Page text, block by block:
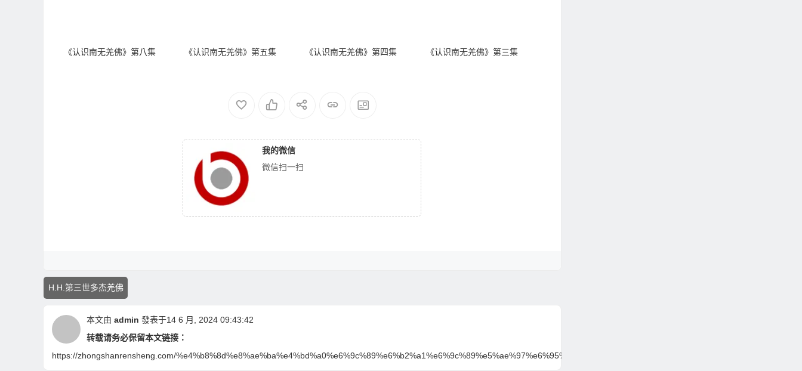
《认识南无羌佛》第八集 《认识南无羌佛》第五集 《认识南无羌佛》第四集 《认识南无羌佛》第三集
我的微信
微信扫一扫
H.H.第三世多杰羌佛
本文由 admin 發表于14 6 月, 2024 09:43:42
转载请务必保留本文链接：
https://zhongshanrensheng.com/